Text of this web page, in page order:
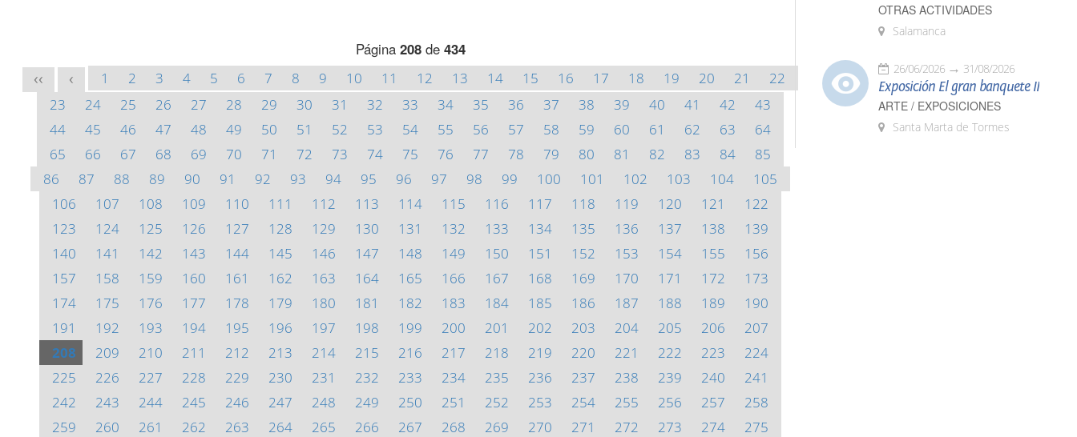
Página 208de 434
<< < 1 2 3 4 5 6 7 8 9 10 11 12 13 14 15 16 17 18 19 20 21
22
23
24 25 26 27 28 29 30 31 32 33 34 35 36 37 38 39 40 41 42
43
44
45 46 47 48 49 50 51 52 53 54 55 56 57 58 59 60 61 62 63
64
65
66 67 68 69 70 71 72 73 74 75 76 77 78 79 80 81 82 83 84
85
86
87 88 89 90 91 92 93 94 95 96 97 98 99 100 101 102 103 104
105
106
107 108 109 110 111 112 113 114 115 116 117 118 119 120 121
122
123
124 125 126 127 128 129 130 131 132 133 134 135 136 137 138
139
140
141 142 143 144 145 146 147 148 149 150 151 152 153 154 155
156
157
158 159 160 161 162 163 164 165 166 167 168 169 170 171 172
173
174
175 176 177 178 179 180 181 182 183 184 185 186 187 188 189
190
191
192 193 194 195 196 197 198 199 200 201 202 203 204 205 206
207
208
209 210 211 212 213 214 215 216 217 218 219 220 221 222 223
224
225
226 227 228 229 230 231 232 233 234 235 236 237 238 239 240
241
242
243 244 245 246 247 248 249 250 251 252 253 254 255 256 257
258
259
260 261 262 263 264 265 266 267 268 269 270 271 272 273 274 275
OTRAS ACTIVIDADES
Salamanca
26/06/2026 31/08/2026
Exposición El gran banquete II
ARTE / EXPOSICIONES
Santa Marta de Tormes